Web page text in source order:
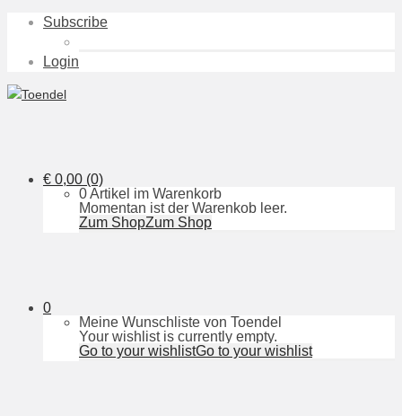
Subscribe
Login
€ 0,00 (0)
0 Artikel im Warenkorb
Momentan ist der Warenkob leer.
Zum ShopZum Shop
0
Meine Wunschliste von Toendel
Your wishlist is currently empty.
Go to your wishlistGo to your wishlist